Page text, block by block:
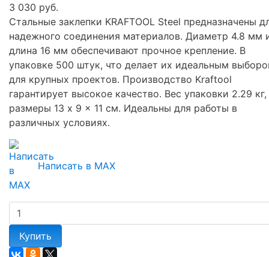
3 030 руб.
Стальные заклепки KRAFTOOL Steel предназначены
надежного соединения материалов. Диаметр 4.8 мм
длина 16 мм обеспечивают прочное крепление. В
упаковке 500 штук, что делает их идеальным
для крупных проектов. Производство Kraftool
гарантирует высокое качество. Вес упаковки 2.29 кг,
размеры 13 x 9 x 11 см. Идеальны для работы в
различных условиях.
Написать в MAX
Купить